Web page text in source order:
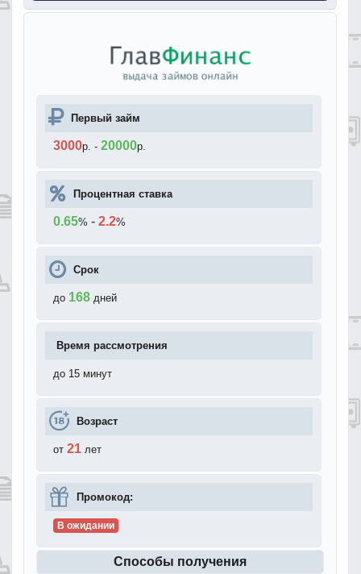
Первый займ
3000р. - 20000р.
Процентная ставка
0.65% - 2.2%
Срок
до 168 дней
Время рассмотрения
до 15 минут
Возраст
от 21 лет
Промокод:
В ожидании
Способы получения